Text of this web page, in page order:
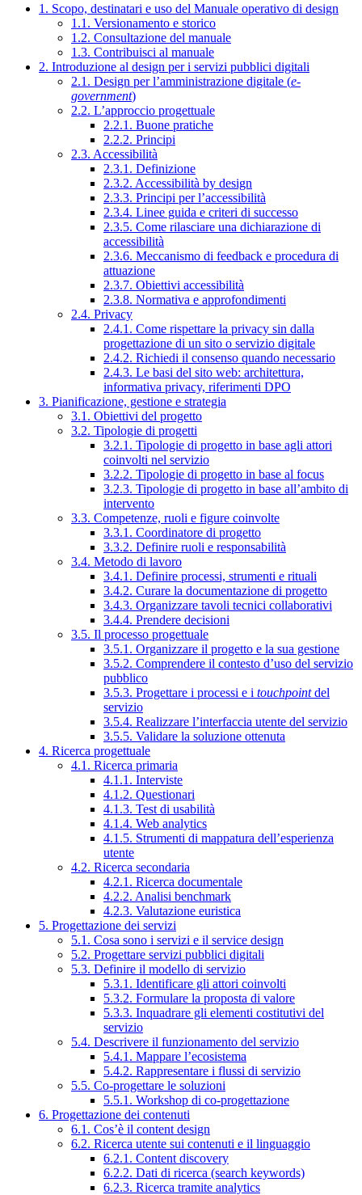
1. Scopo, destinatari e uso del Manuale operativo di design
1.1. Versionamento e storico
1.2. Consultazione del manuale
1.3. Contribuisci al manuale
2. Introduzione al design per i servizi pubblici digitali
2.1. Design per l’amministrazione digitale (e-
government)
2.2. L’approccio progettuale
2.2.1. Buone pratiche
2.2.2. Principi
2.3. Accessibilità
2.3.1. Definizione
2.3.2. Accessibilità by design
2.3.3. Principi per l’accessibilità
2.3.4. Linee guida e criteri di successo
2.3.5. Come rilasciare una dichiarazione di
accessibilità
2.3.6. Meccanismo di feedback e procedura di
attuazione
2.3.7. Obiettivi accessibilità
2.3.8. Normativa e approfondimenti
2.4. Privacy
2.4.1. Come rispettare la privacy sin dalla
progettazione di un sito o servizio digitale
2.4.2. Richiedi il consenso quando necessario
2.4.3. Le basi del sito web: architettura,
informativa privacy, riferimenti DPO
3. Pianificazione, gestione e strategia
3.1. Obiettivi del progetto
3.2. Tipologie di progetti
3.2.1. Tipologie di progetto in base agli attori
coinvolti nel servizio
3.2.2. Tipologie di progetto in base al focus
3.2.3. Tipologie di progetto in base all’ambito di
intervento
3.3. Competenze, ruoli e figure coinvolte
3.3.1. Coordinatore di progetto
3.3.2. Definire ruoli e responsabilità
3.4. Metodo di lavoro
3.4.1. Definire processi, strumenti e rituali
3.4.2. Curare la documentazione di progetto
3.4.3. Organizzare tavoli tecnici collaborativi
3.4.4. Prendere decisioni
3.5. Il processo progettuale
3.5.1. Organizzare il progetto e la sua gestione
3.5.2. Comprendere il contesto d’uso del servizio
pubblico
3.5.3. Progettare i processi e i touchpointdel
servizio
3.5.4. Realizzare l’interfaccia utente del servizio
3.5.5. Validare la soluzione ottenuta
4. Ricerca progettuale
4.1. Ricerca primaria
4.1.1. Interviste
4.1.2. Questionari
4.1.3. Test di usabilità
4.1.4. Web analytics
4.1.5. Strumenti di mappatura dell’esperienza
utente
4.2. Ricerca secondaria
4.2.1. Ricerca documentale
4.2.2. Analisi benchmark
4.2.3. Valutazione euristica
5. Progettazione dei servizi
5.1. Cosa sono i servizi e il service design
5.2. Progettare servizi pubblici digitali
5.3. Definire il modello di servizio
5.3.1. Identificare gli attori coinvolti
5.3.2. Formulare la proposta di valore
5.3.3. Inquadrare gli elementi costitutivi del
servizio
5.4. Descrivere il funzionamento del servizio
5.4.1. Mappare l’ecosistema
5.4.2. Rappresentare i flussi di servizio
5.5. Co-progettare le soluzioni
5.5.1. Workshop di co-progettazione
6. Progettazione dei contenuti
6.1. Cos’è il content design
6.2. Ricerca utente sui contenuti e il linguaggio
6.2.1. Content discovery
6.2.2. Dati di ricerca (search keywords)
6.2.3. Ricerca tramite analytics